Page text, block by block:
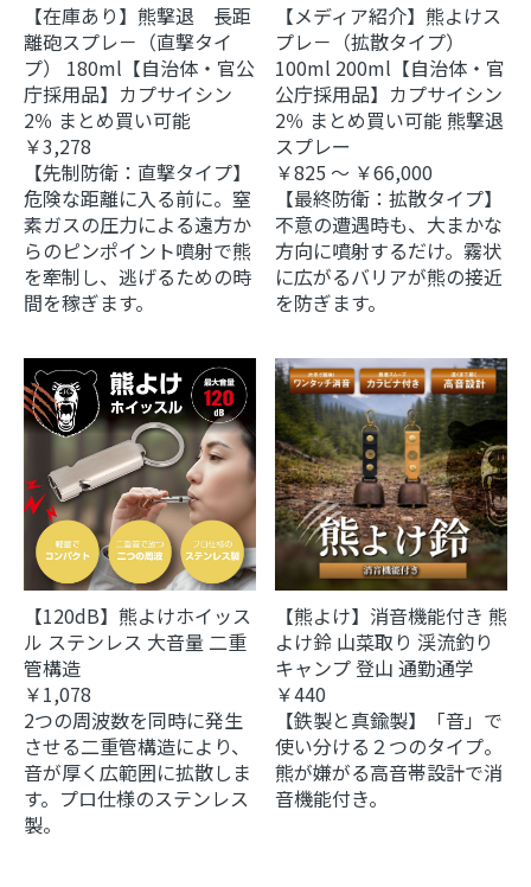
【在庫あり】熊撃退 長距
離砲スプレ－（直撃タイ
プ） 180ml【自治体・官公
庁採用品】カプサイシン
2％ まとめ買い可能
￥3,278
【先制防衛：直撃タイプ】
危険な距離に入る前に。窒
素ガスの圧力による遠方か
らのピンポイント噴射で熊
を牽制し、逃げるための時
間を稼ぎます。
【メディア紹介】熊よけス
プレ－（拡散タイプ）
100ml 200ml【自治体・官
公庁採用品】カプサイシン
2％ まとめ買い可能 熊撃退
スプレー
￥825 ～ ￥66,000
【最終防衛：拡散タイプ】
不意の遭遇時も、大まかな
方向に噴射するだけ。霧状
に広がるバリアが熊の接近
を防ぎます。
【120dB】熊よけホイッス
ル ステンレス 大音量 二重
管構造
￥1,078
2つの周波数を同時に発生
させる二重管構造により、
音が厚く広範囲に拡散しま
す。プロ仕様のステンレス
製。
【熊よけ】消音機能付き 熊
よけ鈴 山菜取り 渓流釣り
キャンプ 登山 通勤通学
￥440
【鉄製と真鍮製】「音」で
使い分ける２つのタイプ。
熊が嫌がる高音帯設計で消
音機能付き。